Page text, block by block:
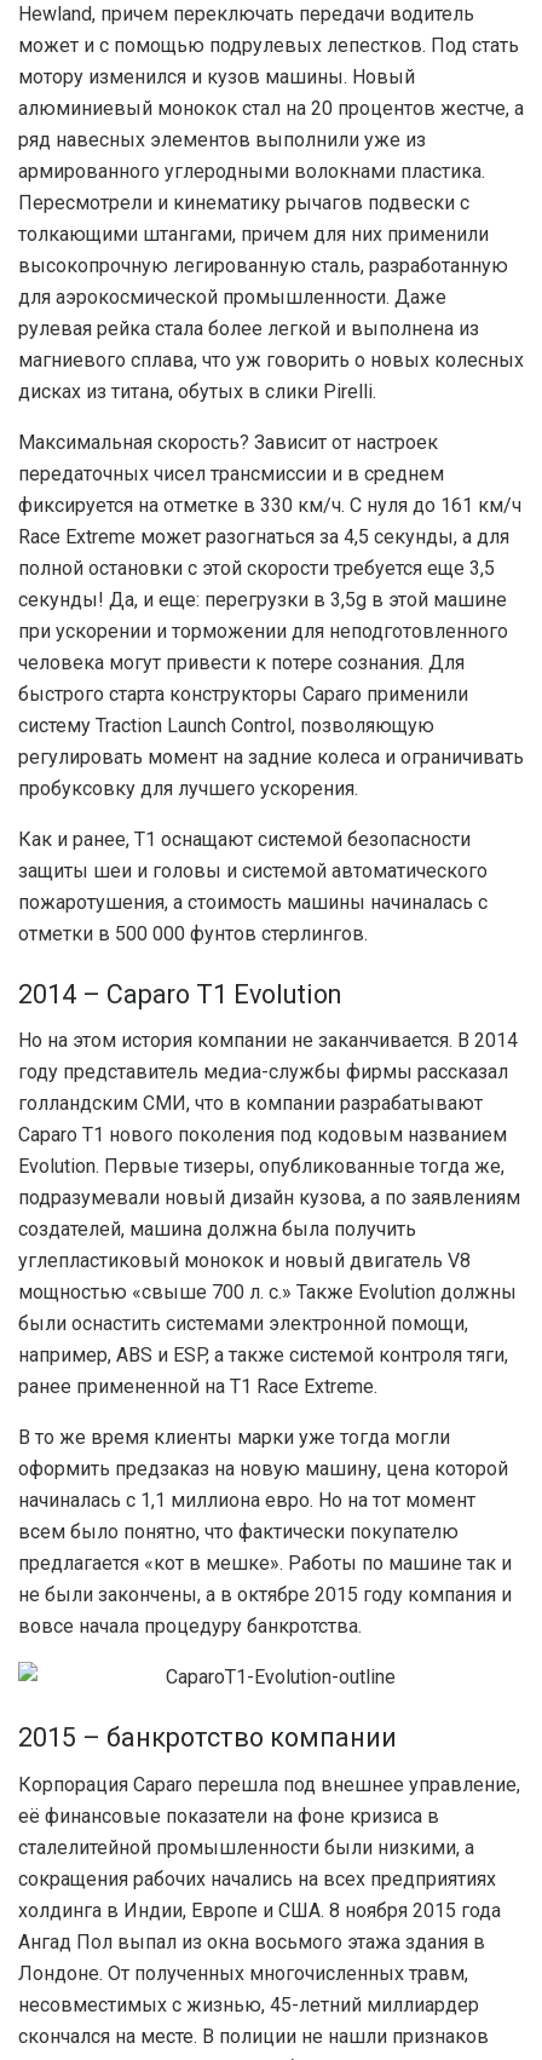
Hewland, причем переключать передачи водитель
может и с помощью подрулевых лепестков. Под стать
мотору изменился и кузов машины. Новый
алюминиевый монокок стал на 20 процентов жестче, а
ряд навесных элементов выполнили уже из
армированного углеродными волокнами пластика.
Пересмотрели и кинематику рычагов подвески с
толкающими штангами, причем для них применили
высокопрочную легированную сталь, разработанную
для аэрокосмической промышленности. Даже
рулевая рейка стала более легкой и выполнена из
магниевого сплава, что уж говорить о новых колесных
дисках из титана, обутых в слики Pirelli.
Максимальная скорость? Зависит от настроек
передаточных чисел трансмиссии и в среднем
фиксируется на отметке в 330 км/ч. С нуля до 161 км/ч
Race Extreme может разогнаться за 4,5 секунды, а для
полной остановки с этой скорости требуется еще 3,5
секунды! Да, и еще: перегрузки в 3,5g в этой машине
при ускорении и торможении для неподготовленного
человека могут привести к потере сознания. Для
быстрого старта конструкторы Caparo применили
систему Traction Launch Control, позволяющую
регулировать момент на задние колеса и ограничивать
пробуксовку для лучшего ускорения.
Как и ранее, Т1 оснащают системой безопасности
защиты шеи и головы и системой автоматического
пожаротушения, а стоимость машины начиналась с
отметки в 500 000 фунтов стерлингов.
2014 – Caparo T1 Evolution
Но на этом история компании не заканчивается. В 2014
году представитель медиа-службы фирмы рассказал
голландским СМИ, что в компании разрабатывают
Caparo T1 нового поколения под кодовым названием
Evolution. Первые тизеры, опубликованные тогда же,
подразумевали новый дизайн кузова, а по заявлениям
создателей, машина должна была получить
углепластиковый монокок и новый двигатель V8
мощностью «свыше 700 л. с.» Также Evolution должны
были оснастить системами электронной помощи,
например, ABS и ESP, а также системой контроля тяги,
ранее примененной на T1 Race Extreme.
В то же время клиенты марки уже тогда могли
оформить предзаказ на новую машину, цена которой
начиналась с 1,1 миллиона евро. Но на тот момент
всем было понятно, что фактически покупателю
предлагается «кот в мешке». Работы по машине так и
не были закончены, а в октябре 2015 году компания и
вовсе начала процедуру банкротства.
2015 – банкротство компании
Корпорация Caparo перешла под внешнее управление,
её финансовые показатели на фоне кризиса в
сталелитейной промышленности были низкими, а
сокращения рабочих начались на всех предприятиях
холдинга в Индии, Европе и США. 8 ноября 2015 года
Ангад Пол выпал из окна восьмого этажа здания в
Лондоне. От полученных многочисленных травм,
несовместимых с жизнью, 45-летний миллиардер
скончался на месте. В полиции не нашли признаков